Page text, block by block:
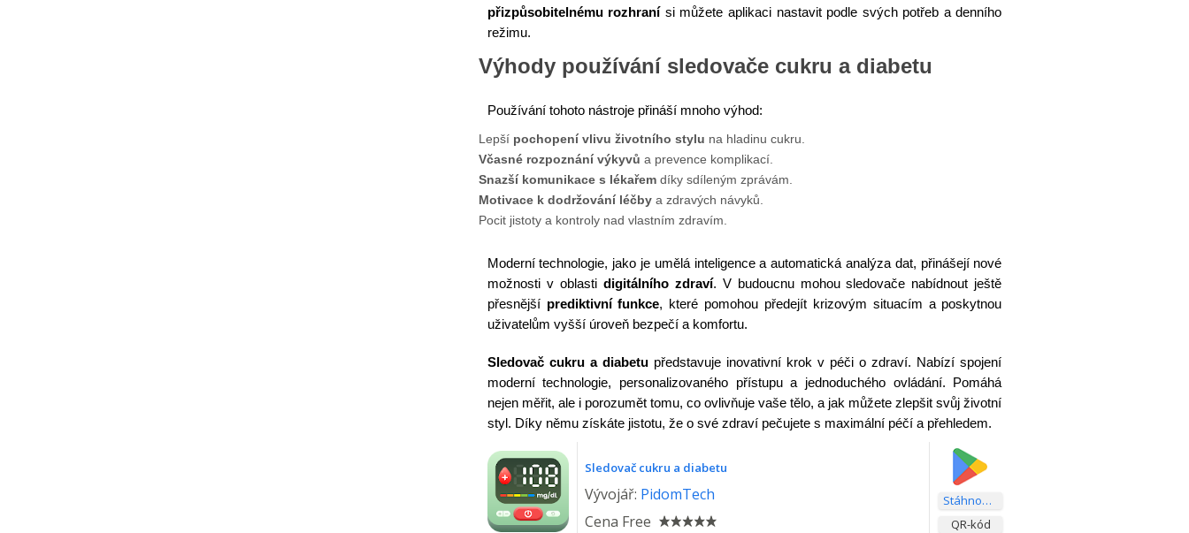
přizpůsobitelnému rozhranísi můžete aplikaci nastavit podle svých potřeb a denního
režimu.
Výhody používání sledovače cukru a diabetu
Používání tohoto nástroje přináší mnoho výhod:
Lepší pochopení vlivu životního stylu na hladinu cukru.
Včasné rozpoznání výkyvů a prevence komplikací.
Snazší komunikace s lékařemdíky sdíleným zprávám.
Motivace k dodržování léčbya zdravých návyků.
Pocit jistoty a kontroly nad vlastním zdravím.
Moderní technologie, jako je umělá inteligence a automatická analýza dat, přinášejí nové
možnosti v oblasti digitálního zdraví. V budoucnu mohou sledovače nabídnout ještě
přesnější prediktivní funkce, které pomohou předejít krizovým situacím a poskytnou
uživatelům vyšší úroveň bezpečí a komfortu.
Sledovač cukru a diabetupředstavuje inovativní krok v péči o zdraví. Nabízí spojení
moderní technologie, personalizovaného přístupu a jednoduchého ovládání. Pomáhá
nejen měřit, ale i porozumět tomu, co ovlivňuje vaše tělo, a jak můžete zlepšit svůj životní
styl. Díky němu získáte jistotu, že o své zdraví pečujete s maximální péčí a přehledem.
Stáhnout aplikaci
QR-kód
Sledovač cukru a diabetu
Vývojář: PidomTech
Cena Free